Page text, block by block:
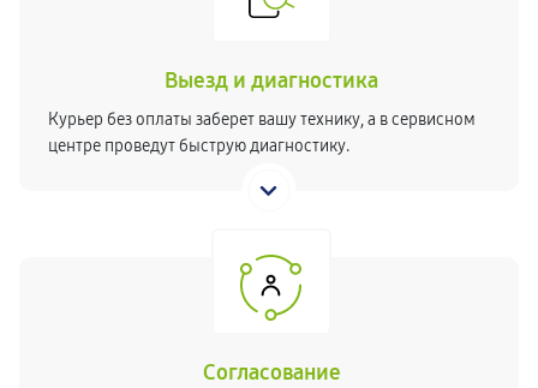
Выезд и диагностика
Курьер без оплаты заберет вашу технику, а в сервисном
центре проведут быструю диагностику.
Согласование